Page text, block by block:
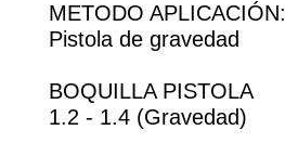
METODO APLICACIÓN:
Pistola de gravedad
BOQUILLA PISTOLA
1.2 - 1.4 (Gravedad)